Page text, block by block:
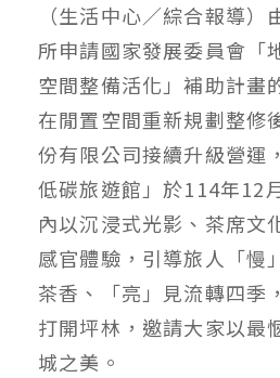
（生活中心／綜合報導
所申請國家發展委員會「
空間整備活化」補助計畫
在閒置空間重新規劃整修
份有限公司接續升級營運
低碳旅遊館」於114年12
內以沉浸式光影、茶席文
感官體驗，引導旅人「慢
茶香、「亮」見流轉四季
打開坪林，邀請大家以最
城之美。